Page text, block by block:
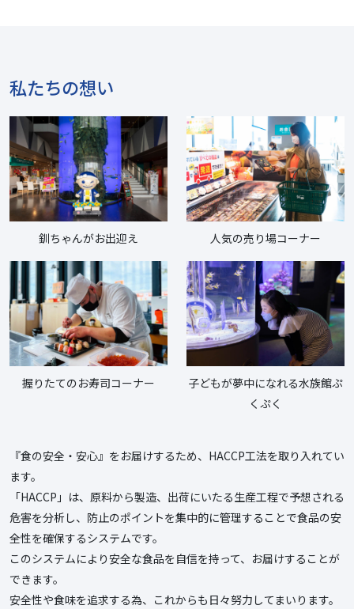
私たちの想い
釧ちゃんがお出迎え 人気の売り場コーナー
握りたてのお寿司コーナー
子どもが夢中になれる水族館ぷ
くぷく
『食の安全・安心』をお届けするため、HACCP工法を取り入れてい
ます。
「HACCP」は、原料から製造、出荷にいたる生産工程で予想される
危害を分析し、防止のポイントを集中的に管理することで食品の安
全性を確保するシステムです。
このシステムにより安全な食品を自信を持って、お届けすることが
できます。
安全性や食味を追求する為、これからも日々努力してまいります。